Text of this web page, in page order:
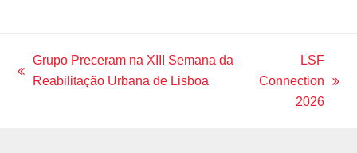
o
o
k
g
a
e
r
d
I
n
b
previous
Grupo Preceram na XIII Semana da
Reabilitação Urbana de Lisboa
LSF
Connection
2026